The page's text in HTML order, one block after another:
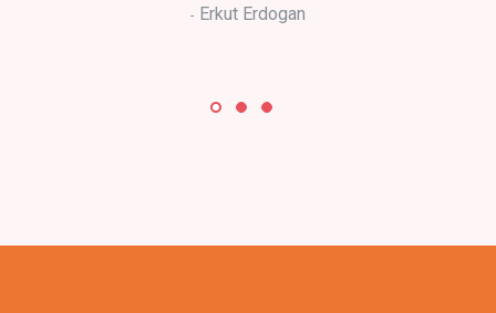
Erkut Erdogan